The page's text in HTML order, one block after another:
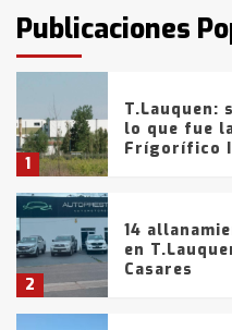
Publicaciones
fueron
tarde del
1
T.Lauquen:
lo que fue
Frígorífico
2
14
en
Casares